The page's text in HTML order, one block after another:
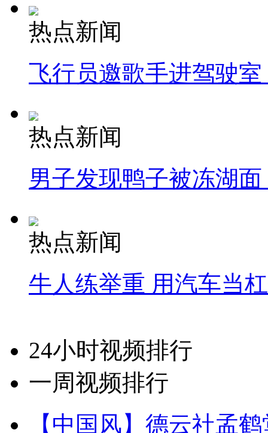
热点新闻
飞行员邀歌手进驾驶
热点新闻
男子发现鸭子被冻湖
热点新闻
牛人练举重 用汽车当
24小时视频排行
一周视频排行
【中国风】德云社孟